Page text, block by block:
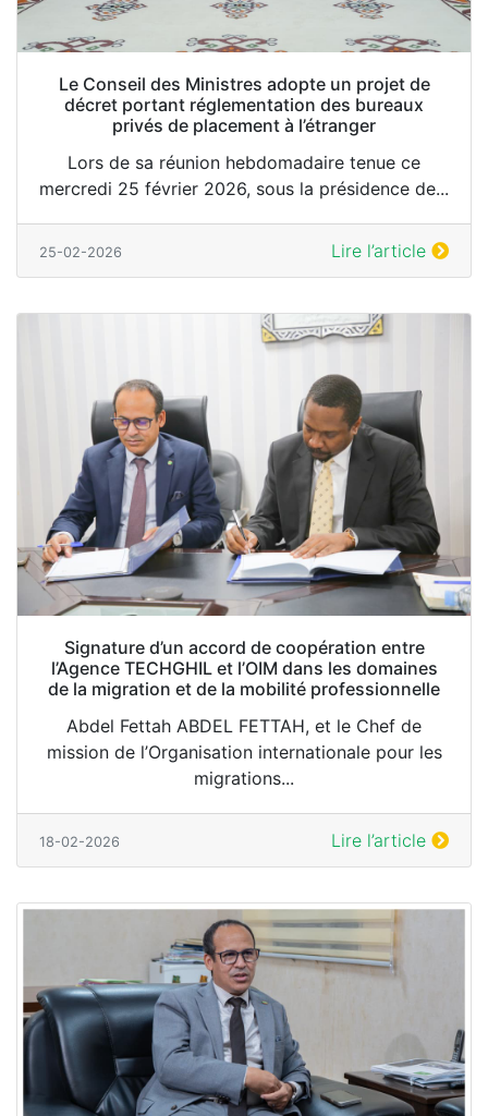
Le Conseil des Ministres adopte un projet de
décret portant réglementation des bureaux
privés de placement à l’étranger
Lors de sa réunion hebdomadaire tenue ce
mercredi 25 février 2026, sous la présidence de...
25-02-2026 Lire l’article
Signature d’un accord de coopération entre
l’Agence TECHGHIL et l’OIM dans les domaines
de la migration et de la mobilité professionnelle
Abdel Fettah ABDEL FETTAH, et le Chef de
mission de l’Organisation internationale pour les
migrations...
18-02-2026 Lire l’article